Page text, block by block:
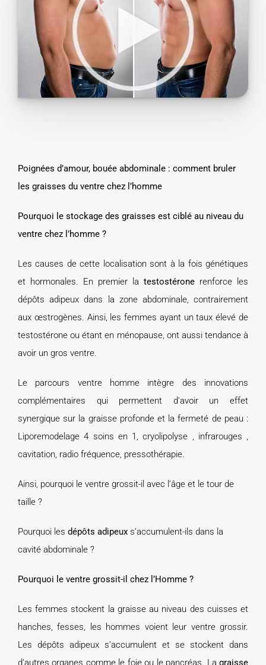
Poignées d’amour, bouée abdominale : comment bruler
les graisses du ventre chez l’homme
Pourquoi le stockage des graisses est ciblé au niveau du
ventre chez l’homme ?
Les causes de cette localisation sont à la fois génétiques
et hormonales. En premier la testostérone renforce les
dépôts adipeux dans la zone abdominale, contrairement
aux œstrogènes. Ainsi, les femmes ayant un taux élevé de
testostérone ou étant en ménopause, ont aussi tendance à
avoir un gros ventre.
Le parcours ventre homme intègre des innovations
complémentaires qui permettent d’avoir un effet
synergique sur la graisse profonde et la fermeté de peau :
Liporemodelage 4 soins en 1, cryolipolyse , infrarouges ,
cavitation, radio fréquence, pressothérapie.
Ainsi, pourquoi le ventre grossit-il avec l’âge et le tour de
taille ?
Pourquoi les dépôts adipeux s’accumulent-ils dans la
cavité abdominale ?
Pourquoi le ventre grossit-il chez l’Homme ?
Les femmes stockent la graisse au niveau des cuisses et
hanches, fesses, les hommes voient leur ventre grossir.
Les dépôts adipeux s’accumulent et se stockent dans
d’autres organes comme le foie ou le pancréas. La graisse